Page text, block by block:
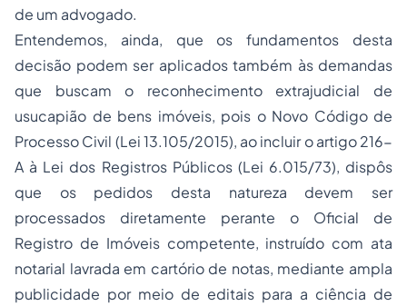
de um advogado.
Entendemos, ainda, que os fundamentos desta
decisão podem ser aplicados também às demandas
que buscam o reconhecimento extrajudicial de
usucapião de bens imóveis, pois o Novo Código de
Processo Civil (Lei 13.105/2015), ao incluir o artigo 216-
A à Lei dos Registros Públicos (Lei 6.015/73), dispôs
que os pedidos desta natureza devem ser
processados diretamente perante o Oficial de
Registro de Imóveis competente, instruído com ata
notarial lavrada em cartório de notas, mediante ampla
publicidade por meio de editais para a ciência de